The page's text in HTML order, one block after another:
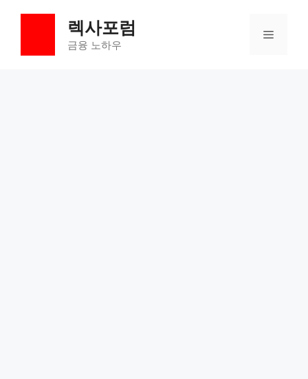
렉사포럼
금융 노하우
메